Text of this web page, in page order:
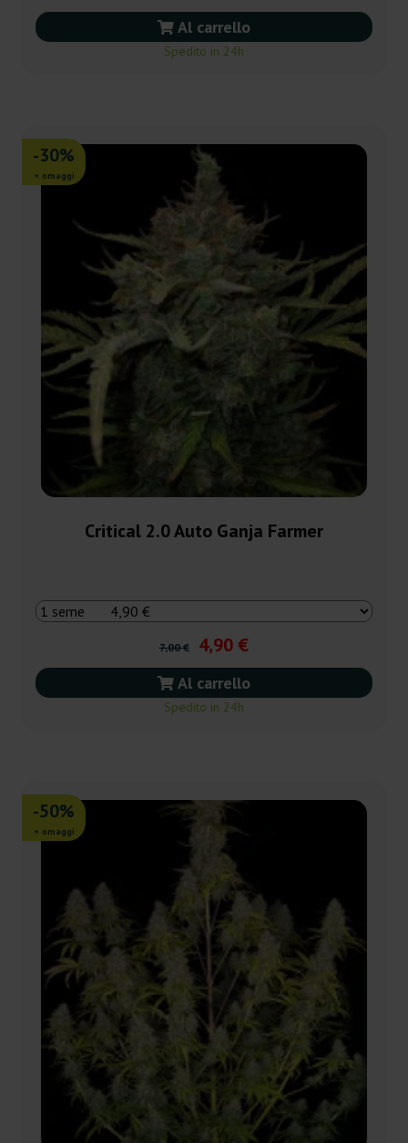
Al carrello
Spedito in 24h
-30%
+ omaggi
Critical 2.0 Auto Ganja Farmer
7,00 € 4,90 €
Al carrello
Spedito in 24h
-50%
+ omaggi